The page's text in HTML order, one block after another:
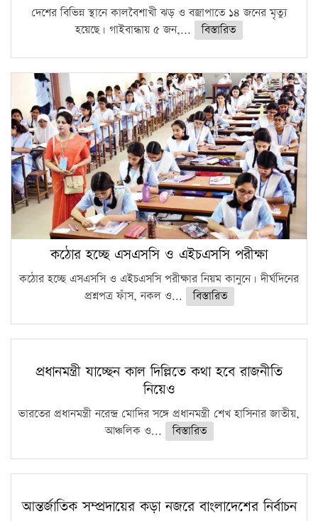
দেশের বিভিন্ন স্থানে কালবৈশাখী ঝড় ও বজ্রাপাতে ১৪ জনের মৃত্যু
হয়েছে। গাইবান্ধায় ৫ জন,...
বিস্তারিত
কঠোর হচ্ছে এসএসসি ও এইচএসসি পরীক্ষা
কঠোর হচ্ছে এসএসসি ও এইচএসসি পরীক্ষার নিয়ম কানুনে। দীর্ঘদিনের
প্রশ্নপত্র ফাঁস, নকল ও...
বিস্তারিত
প্রধানমন্ত্রী যাচ্ছেন কাল দিল্লিতে কথা হবে রাজনীতি
নিয়েও
ভারতের প্রধানমন্ত্রী নরেন্দ্র মোদির সঙ্গে প্রধানমন্ত্রী শেখ হাসিনার জাতীয়,
আঞ্চলিক ও...
বিস্তারিত
আন্তর্জাতিক সম্প্রদায়ের কড়া নজরে বাংলাদেশের নির্বাচন